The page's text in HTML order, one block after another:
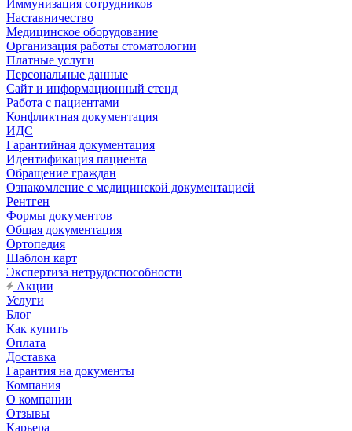
Иммунизация сотрудников
Наставничество
Медицинское оборудование
Организация работы стоматологии
Платные услуги
Персональные данные
Сайт и информационный стенд
Работа с пациентами
Конфликтная документация
ИДС
Гарантийная документация
Идентификация пациента
Обращение граждан
Ознакомление с медицинской документацией
Рентген
Формы документов
Общая документация
Ортопедия
Шаблон карт
Экспертиза нетрудоспособности
Акции
Услуги
Блог
Как купить
Оплата
Доставка
Гарантия на документы
Компания
О компании
Отзывы
Карьера